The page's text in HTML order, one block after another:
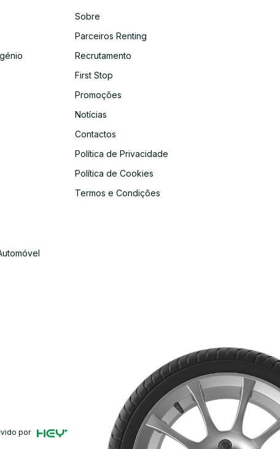
Sobre
Parceiros Renting
Recrutamento
First Stop
Promoções
Notícias
Contactos
Política de Privacidade
Política de Cookies
Termos e Condições
por